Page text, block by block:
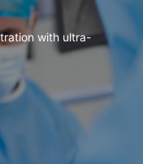
with ultra-